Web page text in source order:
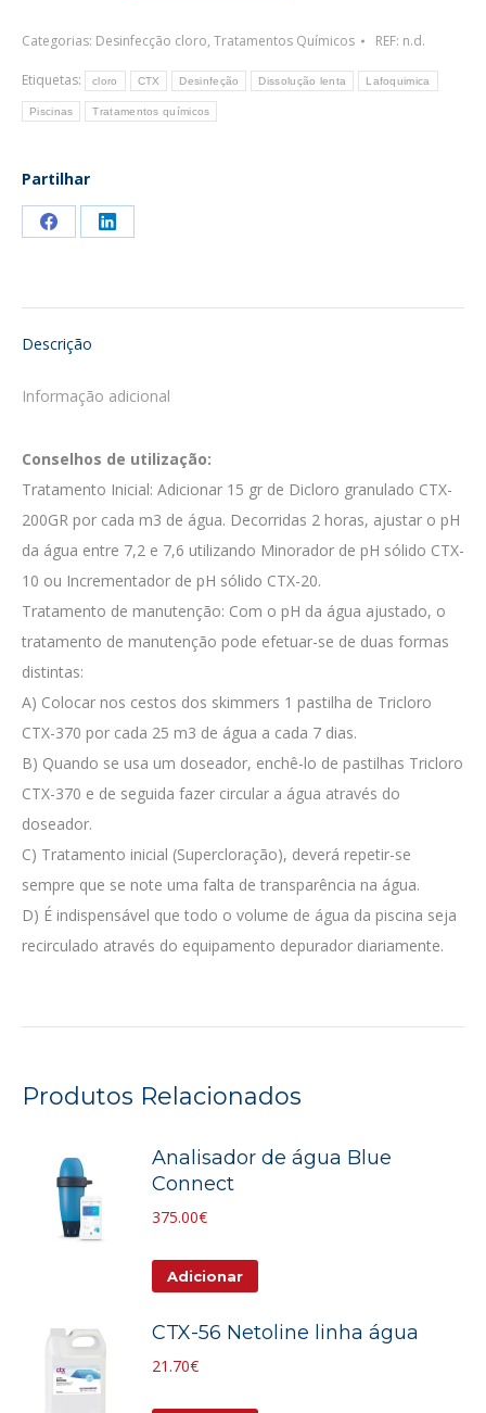
370
ClorLent
Pastilhas
250
gr.
Categorias: Desinfecção cloro, Tratamentos Químicos REF: n.d.
Etiquetas: cloro CTX Desinfeção Dissolução lenta Lafoquimica
Piscinas Tratamentos químicos
Partilhar
Share Share
Descrição
Informação adicional
Conselhos de utilização:
Tratamento Inicial: Adicionar 15 gr de Dicloro granulado CTX-
200GR por cada m3 de água. Decorridas 2 horas, ajustar o pH
da água entre 7,2 e 7,6 utilizando Minorador de pH sólido CTX-
10 ou Incrementador de pH sólido CTX-20.
Tratamento de manutenção: Com o pH da água ajustado, o
tratamento de manutenção pode efetuar-se de duas formas
distintas:
A) Colocar nos cestos dos skimmers 1 pastilha de Tricloro
CTX-370 por cada 25 m3 de água a cada 7 dias.
B) Quando se usa um doseador, enchê-lo de pastilhas Tricloro
CTX-370 e de seguida fazer circular a água através do
doseador.
C) Tratamento inicial (Supercloração), deverá repetir-se
sempre que se note uma falta de transparência na água.
D) É indispensável que todo o volume de água da piscina seja
recirculado através do equipamento depurador diariamente.
Produtos Relacionados
Analisador de água Blue
Connect
375.00€
Adicionar
CTX-56 Netoline linha água
21.70€